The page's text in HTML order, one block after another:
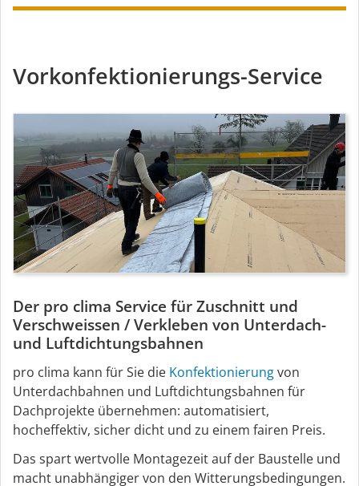
Vorkonfektionierungs-Service
Der pro clima Service für Zuschnitt und
Verschweissen / Verkleben von Unterdach-
und Luftdichtungsbahnen
pro clima kann für Sie die Konfektionierungvon
Unterdachbahnen und Luftdichtungsbahnen für
Dachprojekte übernehmen: automatisiert,
hocheffektiv, sicher dicht und zu einem fairen Preis.
Das spart wertvolle Montagezeit auf der Baustelle und
macht unabhängiger von den Witterungsbedingungen.